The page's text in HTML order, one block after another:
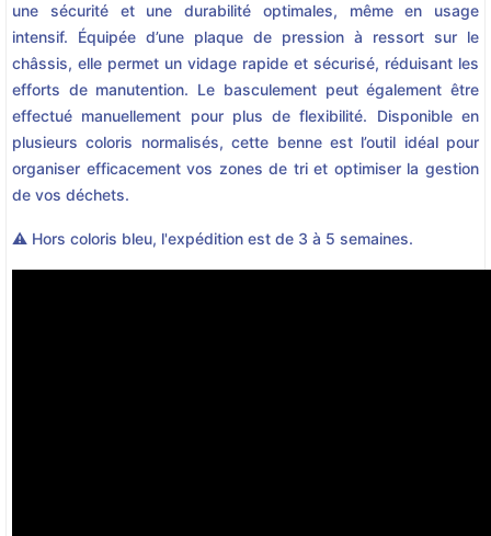
une sécurité et une durabilité optimales, même en usage
intensif. Équipée d’une plaque de pression à ressort sur le
châssis, elle permet un vidage rapide et sécurisé, réduisant les
efforts de manutention. Le basculement peut également être
effectué manuellement pour plus de flexibilité. Disponible en
plusieurs coloris normalisés, cette benne est l’outil idéal pour
organiser efficacement vos zones de tri et optimiser la gestion
de vos déchets.
⚠️ Hors coloris bleu, l'expédition est de 3 à 5 semaines.